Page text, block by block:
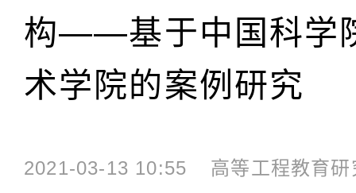
构——基于中国科学
术学院的案例研究
2021-03-13 10:55 高等工程教育研